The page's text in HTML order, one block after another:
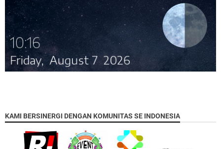
KAMI BERSINERGI DENGAN KOMUNITAS SE INDONESIA